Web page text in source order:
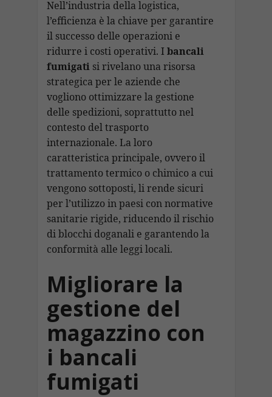
Nell’industria della logistica,
l’efficienza è la chiave per garantire
il successo delle operazioni e
ridurre i costi operativi. I bancali
fumigatisi rivelano una risorsa
strategica per le aziende che
vogliono ottimizzare la gestione
delle spedizioni, soprattutto nel
contesto del trasporto
internazionale. La loro
caratteristica principale, ovvero il
trattamento termico o chimico a cui
vengono sottoposti, li rende sicuri
per l’utilizzo in paesi con normative
sanitarie rigide, riducendo il rischio
di blocchi doganali e garantendo la
conformità alle leggi locali.
Migliorare la
gestione del
magazzino con
i bancali
fumigati